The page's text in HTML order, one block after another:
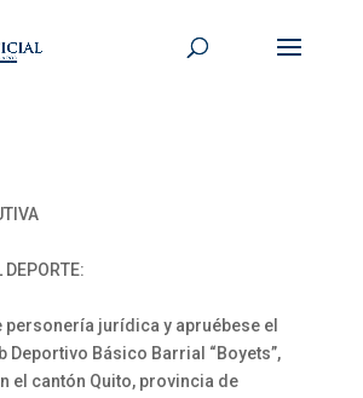
DEPORTE:
personería jurídica y apruébese el
Deportivo Básico Barrial “Boyets”,
el cantón Quito, provincia de